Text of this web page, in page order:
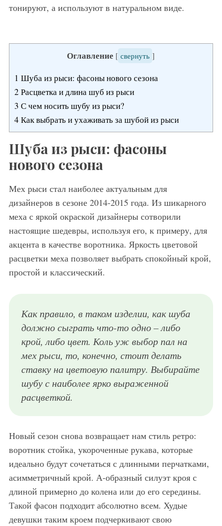
тонируют, а используют в натуральном виде.
Оглавление [ свернуть ]
1 Шуба из рыси: фасоны нового сезона
2 Расцветка и длина шуб из рыси
3 С чем носить шубу из рыси?
4 Как выбрать и ухаживать за шубой из рыси
Шуба из рыси: фасоны
нового сезона
Мех рыси стал наиболее актуальным для
дизайнеров в сезоне 2014-2015 года. Из шикарного
меха с яркой окраской дизайнеры сотворили
настоящие шедевры, используя его, к примеру, для
акцента в качестве воротника. Яркость цветовой
расцветки меха позволяет выбрать спокойный крой,
простой и классический.
Как правило, в таком изделии, как шуба
должно сыграть что-то одно – либо
крой, либо цвет. Коль уж выбор пал на
мех рыси, то, конечно, стоит делать
ставку на цветовую палитру. Выбирайте
шубу с наиболее ярко выраженной
расцветкой.
Новый сезон снова возвращает нам стиль ретро:
воротник стойка, укороченные рукава, которые
идеально будут сочетаться с длинными перчатками,
асимметричный крой. А-образный силуэт кроя с
длиной примерно до колена или до его середины.
Такой фасон подходит абсолютно всем. Худые
девушки таким кроем подчеркивают свою